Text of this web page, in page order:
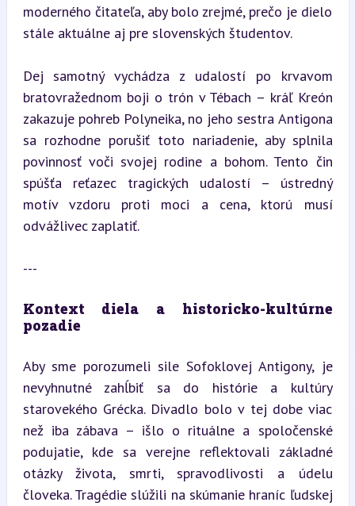
moderného čitateľa, aby bolo zrejmé, prečo je dielo
stále aktuálne aj pre slovenských študentov.
Dej samotný vychádza z udalostí po krvavom
bratovražednom boji o trón v Tébach – kráľ Kreón
zakazuje pohreb Polyneika, no jeho sestra Antigona
sa rozhodne porušiť toto nariadenie, aby splnila
povinnosť voči svojej rodine a bohom. Tento čin
spúšťa reťazec tragických udalostí – ústredný
motív vzdoru proti moci a cena, ktorú musí
odvážlivec zaplatiť.
---
Kontext diela a historicko-kultúrne
pozadie
Aby sme porozumeli sile Sofoklovej Antigony, je
nevyhnutné zahĺbiť sa do histórie a kultúry
starovekého Grécka. Divadlo bolo v tej dobe viac
než iba zábava – išlo o rituálne a spoločenské
podujatie, kde sa verejne reflektovali základné
otázky života, smrti, spravodlivosti a údelu
človeka. Tragédie slúžili na skúmanie hraníc ľudskej